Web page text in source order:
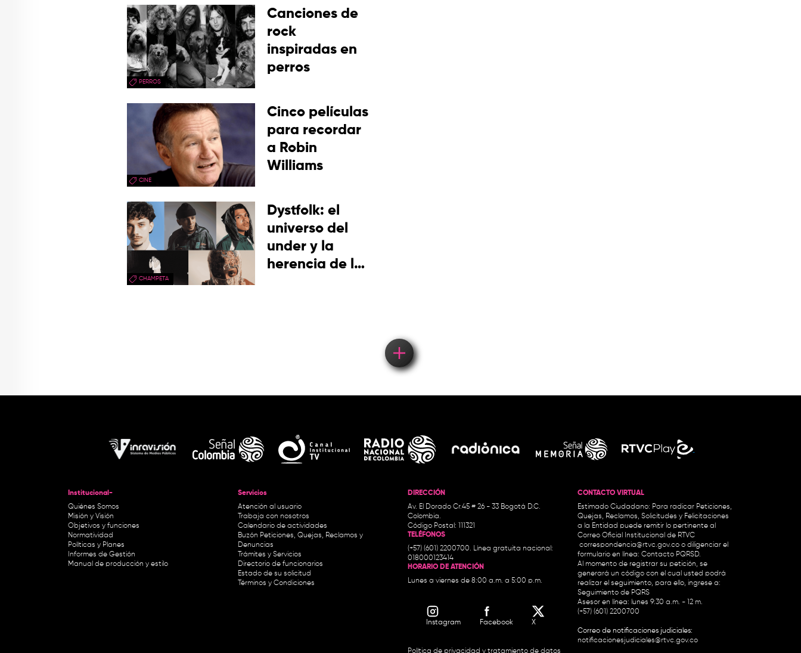
PERROS
Canciones de
rock
inspiradas en
perros
CINE
Cinco películas
para recordar
a Robin
Williams
CHAMPETA
Dystfolk: el
universo del
under y la
herencia de la
Institucional-
Quiénes Somos
Misión y Visión
Objetivos y funciones
Normatividad
Políticas y Planes
Informes de Gestión
Manual de producción y estilo
Servicios
Atención al usuario
Trabaja con nosotros
Calendario de actividades
Buzón Peticiones, Quejas, Reclamos y
Denuncias
Trámites y Servicios
Directorio de funcionarios
Estado de su solicitud
Términos y Condiciones
DIRECCIÓN
Av. El Dorado Cr.45 # 26 - 33 Bogotá D.C.
Colombia.
Código Postal: 111321
TELÉFONOS
(+57) (601) 2200700. Línea gratuita nacional:
018000123414
HORARIO DE ATENCIÓN
Lunes a viernes de 8:00 a.m. a 5:00 p.m.
Instagram Facebook X
Política de privacidad y tratamiento de datos
CONTACTO VIRTUAL
Estimado Ciudadano: Para radicar Peticiones,
Quejas, Reclamos, Solicitudes y Felicitaciones
a la Entidad puede remitir lo pertinente al
Correo Oficial Institucional de RTVC
correspondencia@rtvc.gov.co o diligenciar el
formulario en línea: Contacto PQRSD.
Al momento de registrar su petición, se
generará un código con el cual usted podrá
realizar el seguimiento, para ello, ingrese a:
Seguimiento de PQRS
Asesor en línea: lunes 9:30 a.m. - 12 m.
(+57) (601) 2200700
Correo de notificaciones judiciales:
notificacionesjudiciales@rtvc.gov.co